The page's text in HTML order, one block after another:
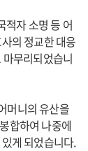
적자 소명 등 어
의 정교한 대응
무리되었습니
머니의 유산을
합하여 나중에
게 되었습니다.